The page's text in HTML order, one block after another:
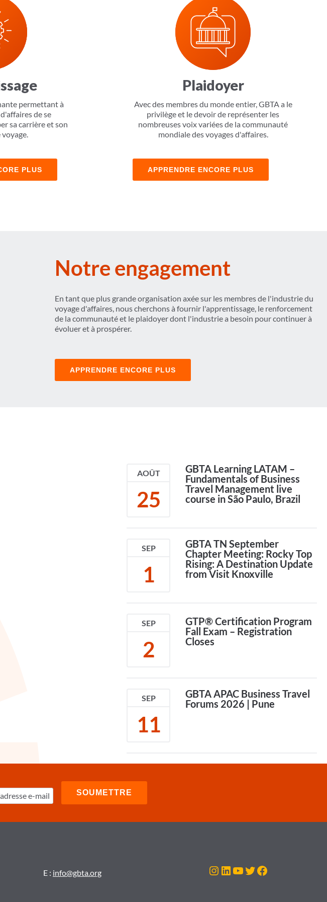
permettant à
de se
sa carrière et son
PLUS
Plaidoyer
Avec des membres du monde entier, GBTA a le
privilège et le devoir de représenter les
nombreuses voix variées de la communauté
mondiale des voyages d'affaires.
APPRENDRE ENCORE PLUS
Notre engagement
En tant que plus grande organisation axée sur les membres de l'industrie du
voyage d'affaires, nous cherchons à fournir l'apprentissage, le renforcement
de la communauté et le plaidoyer dont l'industrie a besoin pour continuer à
évoluer et à prospérer.
APPRENDRE ENCORE PLUS
AOÛT
25
GBTA Learning LATAM –
Fundamentals of Business
Travel Management live
course in São Paulo, Brazil
SEP
1
GBTA TN September
Chapter Meeting: Rocky Top
Rising: A Destination Update
from Visit Knoxville
SEP
2
GTP® Certification Program
Fall Exam – Registration
Closes
SEP
11
GBTA APAC Business Travel
Forums 2026 | Pune
E : info@gbta.org Instagram
LinkedIn
YouTube
Twitter
Facebook